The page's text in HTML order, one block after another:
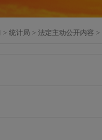
> 统计局 > 法定主动公开内容 >